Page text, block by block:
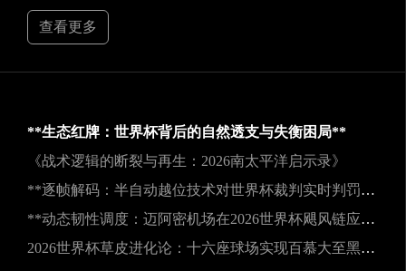
查看更多
**生态红牌：世界杯背后的自然透支与失衡困局**
《战术逻辑的断裂与再生：2026南太平洋启示录》
**逐帧解码：半自动越位技术对世界杯裁判实时判罚决策的重塑**
**动态韧性调度：迈阿密机场在2026世界杯飓风链应急中的中枢重构**
2026世界杯草皮进化论：十六座球场实现百慕大至黑麦草的生态跃迁